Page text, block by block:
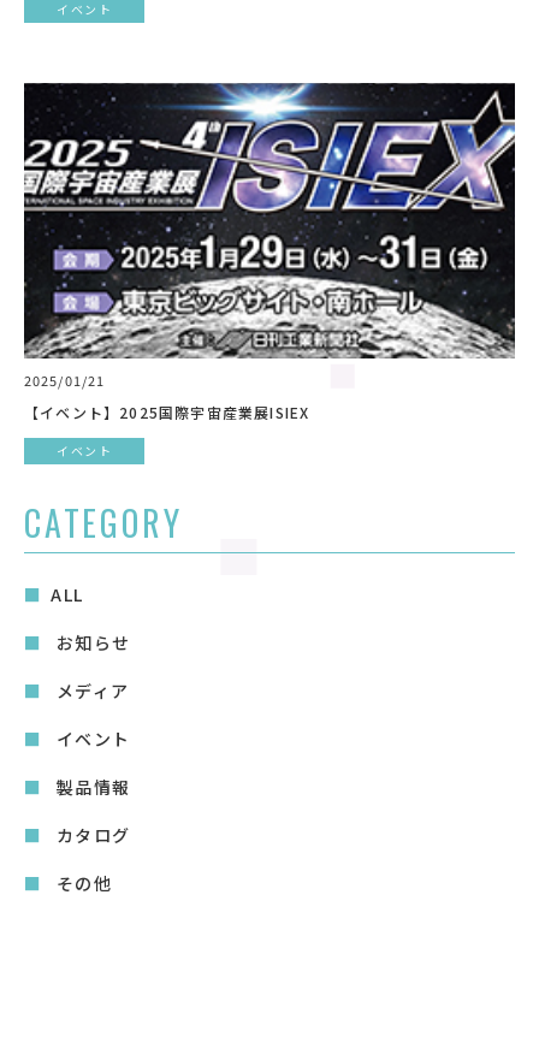
イベント
2025/01/21
【イベント】2025国際宇宙産業展ISIEX
イベント
CATEGORY
ALL
お知らせ
メディア
イベント
製品情報
カタログ
その他